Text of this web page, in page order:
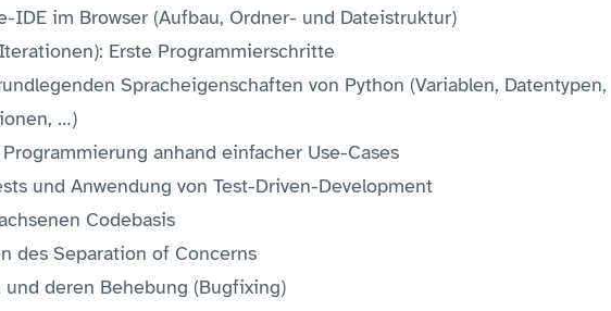
IDE im Browser (Aufbau, Ordner- und Dateistruktur)
Erste Programmierschritte
Spracheigenschaften von Python (Variablen, Datentypen,
…)
anhand einfacher Use-Cases
und Anwendung von Test-Driven-Development
Codebasis
des Separation of Concerns
deren Behebung (Bugfixing)